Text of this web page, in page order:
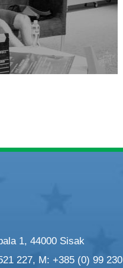
1, 44000 Sisak
227, M: +385 (0) 99 230